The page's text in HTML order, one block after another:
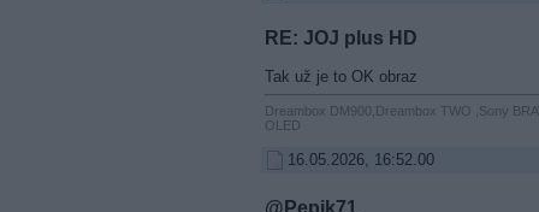
RE: JOJ plus HD
Tak už je to OK obraz
Dreambox DM900,Dreambox TWO ,Sony
OLED
16.05.2026, 16:52.00
@Pepik71